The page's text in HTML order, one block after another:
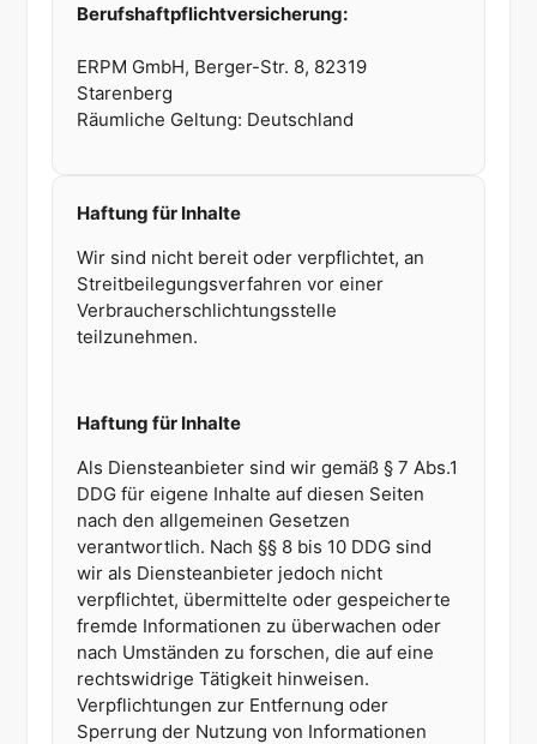
Berufshaftpflichtversicherung:
ERPM GmbH, Berger-Str. 8, 82319
Starenberg
Räumliche Geltung: Deutschland
Haftung für Inhalte
Wir sind nicht bereit oder verpflichtet, an
Streitbeilegungsverfahren vor einer
Verbraucherschlichtungsstelle
teilzunehmen.
Haftung für Inhalte
Als Diensteanbieter sind wir gemäß § 7 Abs.1
DDG für eigene Inhalte auf diesen Seiten
nach den allgemeinen Gesetzen
verantwortlich. Nach §§ 8 bis 10 DDG sind
wir als Diensteanbieter jedoch nicht
verpflichtet, übermittelte oder gespeicherte
fremde Informationen zu überwachen oder
nach Umständen zu forschen, die auf eine
rechtswidrige Tätigkeit hinweisen.
Verpflichtungen zur Entfernung oder
Sperrung der Nutzung von Informationen